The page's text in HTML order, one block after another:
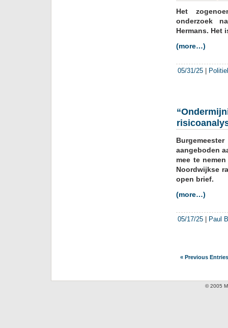
Het
onderzoek
Hermans. Het
(more…)
05/31/25
aangeboden
mee te
Noordwijkse
open brief.
(more…)
05/17/25 Paul
« Previous Entries
© 2005